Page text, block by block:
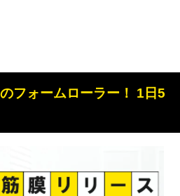
フォームローラー！ 1日5